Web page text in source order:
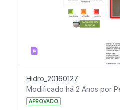
Hidro_20160127
Modificado há 2 Anos por
APROVADO